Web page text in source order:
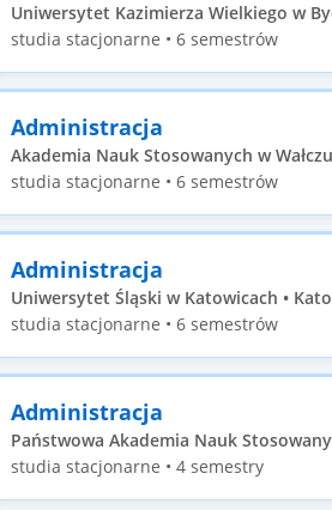
Uniwersytet Kazimierza Wielkiego w
studia stacjonarne • 6 semestrów
Administracja
Akademia Nauk Stosowanych w
studia stacjonarne • 6 semestrów
Administracja
Uniwersytet Śląski w Katowicach •
studia stacjonarne • 6 semestrów
Administracja
Państwowa Akademia Nauk
studia stacjonarne • 4 semestry